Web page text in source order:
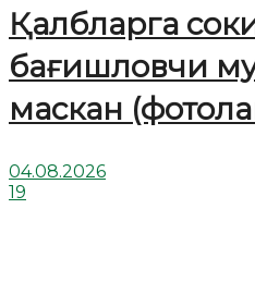
Қалбларга
бағишловчи
маскан
04.08.2026
19